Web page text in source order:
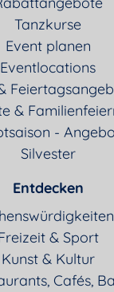
Tanzkurse
Event planen
Eventlocations
&
-
Silvester
Entdecken
& Sport
Kunst & Kultur
Cafés,